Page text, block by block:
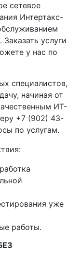
сетевое
Интертакс-
услуги
у нас по
специалистов,
начиная от
ИТ-
+7 (902) 43-
по услугам.
уже
работы.